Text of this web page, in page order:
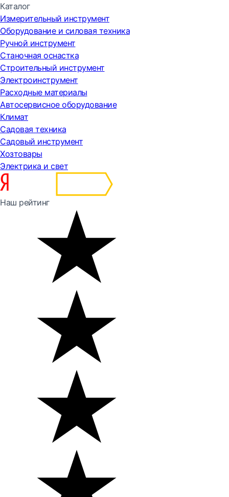
Каталог
Измерительный инструмент
Оборудование и силовая техника
Ручной инструмент
Станочная оснастка
Строительный инструмент
Электроинструмент
Расходные материалы
Автосервисное оборудование
Климат
Садовая техника
Садовый инструмент
Хозтовары
Электрика и свет
Наш рейтинг